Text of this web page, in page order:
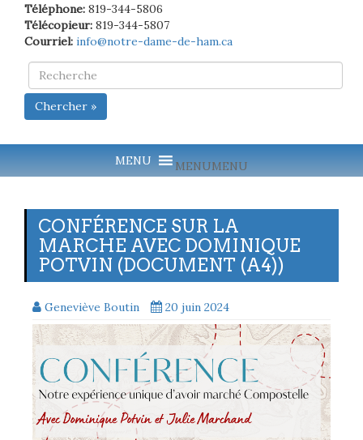
Téléphone: 819-344-5806
Télécopieur: 819-344-5807
Courriel: info@notre-dame-de-ham.ca
Chercher »
MENUMENU
CONFÉRENCE SUR LA
MARCHE AVEC DOMINIQUE
POTVIN (DOCUMENT (A4))
Geneviève Boutin 20 juin 2024